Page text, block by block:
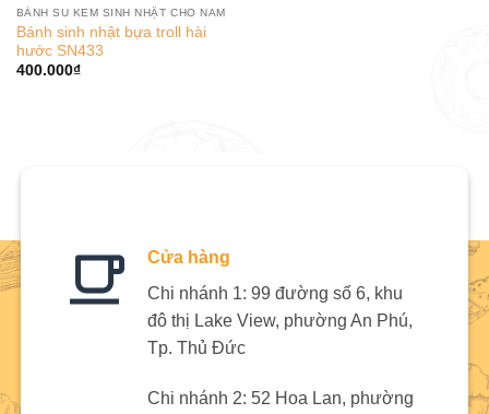
BÁNH SU KEM SINH NHẬT CHO NAM
Bánh sinh nhật bựa troll hài
hước SN433
400.000₫
Cửa hàng
Chi nhánh 1: 99 đường số 6, khu
đô thị Lake View, phường An Phú,
Tp. Thủ Đức
Chi nhánh 2: 52 Hoa Lan, phường